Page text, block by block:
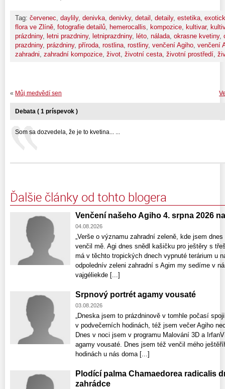
Tag: červenec daylily, denivka denivky, detail detaily, estetika
flora ve Zlíně fotografie detailů hemerocallis kompozice kultivar,
prázdniny, letni prazdniny, letniprazdniny, léto nálada okrasne kvetiny,
prazdniny, prázdniny, příroda rostlina rostliny, venčení Agiho venčení
zahradni zahradní kompozice život životní cesta životní prostředí
« Můj medvědí sen
Debata ( 1 príspevok )
Som sa dozvedela, že je to kvetina... ...
Ďalšie články od tohto blogera
Venčení našeho Agiho 4. srpna 2026
04.08.2026
„Verše o významu zahradní zeleně, kde jsem
venčil mě. Agi dnes snědl kašičku pro ještěry s
má v těchto tropických dnech vypnuté terárium u
odpolednív zeleni zahradní s Agim my sedíme v
vajgéliekde [...]
Srpnový portrét agamy vousaté
03.08.2026
„Dneska jsem to prázdninově v tomhle počasí
v podvečerních hodinách, též jsem večer Agiho
Dnes v noci jsem v programu Malování 3D a
agamy vousaté. Dnes jsem též venčil mého
hodinách u nás doma [...]
Plodící palma Chamaedorea radicalis
zahrádce